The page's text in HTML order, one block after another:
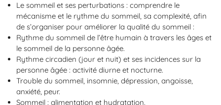
Le sommeil et ses perturbations : comprendre le
mécanisme et le rythme du sommeil, sa complexité, afin
de s’organiser pour améliorer la qualité du sommeil :
Rythme du sommeil de l’être humain à travers les âges et
le sommeil de la personne âgée.
Rythme circadien (jour et nuit) et ses incidences sur la
personne âgée : activité diurne et nocturne.
Trouble du sommeil, insomnie, dépression, angoisse,
anxiété, peur.
Sommeil : alimentation et hydratation.